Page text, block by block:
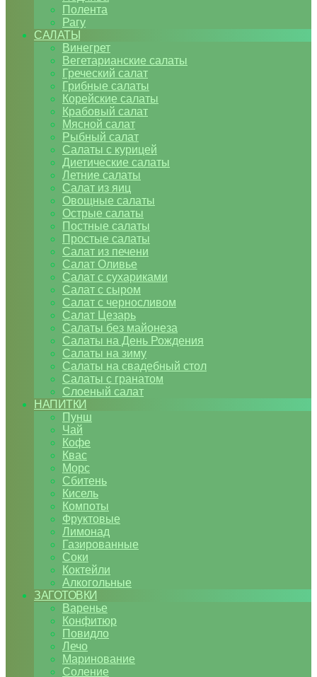
Полента
Рагу
САЛАТЫ
Винегрет
Вегетарианские салаты
Греческий салат
Грибные салаты
Корейские салаты
Крабовый салат
Мясной салат
Рыбный салат
Салаты с курицей
Диетические салаты
Летние салаты
Салат из яиц
Овощные салаты
Острые салаты
Постные салаты
Простые салаты
Салат из печени
Салат Оливье
Салат с сухариками
Салат с сыром
Салат с черносливом
Салат Цезарь
Салаты без майонеза
Салаты на День Рождения
Салаты на зиму
Салаты на свадебный стол
Салаты с гранатом
Слоеный салат
НАПИТКИ
Пунш
Чай
Кофе
Квас
Морс
Сбитень
Кисель
Компоты
Фруктовые
Лимонад
Газированные
Соки
Коктейли
Алкогольные
ЗАГОТОВКИ
Варенье
Конфитюр
Повидло
Лечо
Маринование
Соление